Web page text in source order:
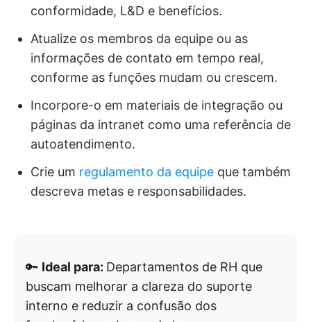
conformidade, L&D e benefícios.
Atualize os membros da equipe ou as
informações de contato em tempo real,
conforme as funções mudam ou crescem.
Incorpore-o em materiais de integração ou
páginas da intranet como uma referência de
autoatendimento.
Crie um regulamento da equipe que também
descreva metas e responsabilidades.
🔑 Ideal para: Departamentos de RH que
buscam melhorar a clareza do suporte
interno e reduzir a confusão dos